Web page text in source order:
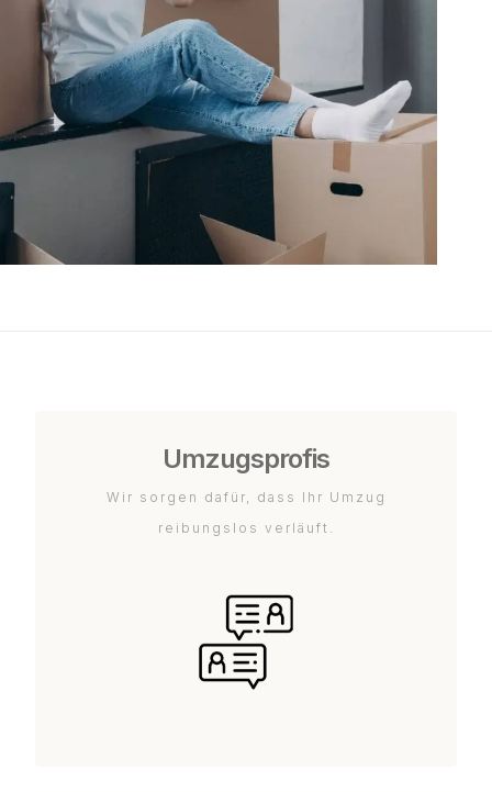
Umzugsprofis
Wir sorgen dafür, dass Ihr Umzug
reibungslos verläuft.